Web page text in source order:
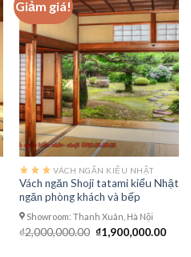
Giảm giá!
VÁCH NGĂN KIỂU NHẬT
Vách ngăn Shoji tatami kiểu Nhật
ngăn phòng khách và bếp
Showroom: Thanh Xuân, Hà Nội
₫2,000,000.00 Giá
gốc
₫1,900,000.00Giá